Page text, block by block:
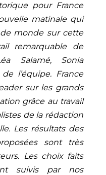
pour France
matinale qui
monde sur cette
remarquable de
Salamé, Sonia
l’équipe. France
sur les grands
grâce au travail
de la rédaction
Les résultats des
sont très
Les choix faits
suivis par nos